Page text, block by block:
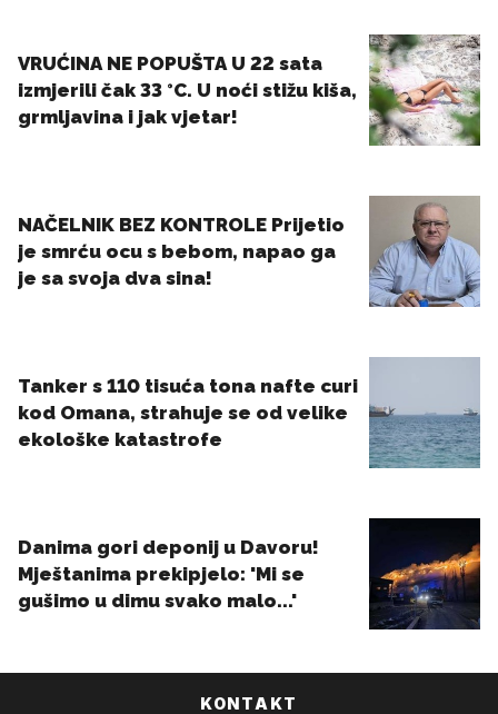
KONTAKT